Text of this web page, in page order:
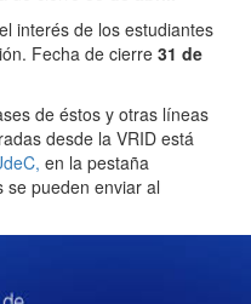
interés de los estudiantes
Fecha de cierre 31 de
de éstos y otras líneas
desde la VRID está
en la pestaña
se pueden enviar al